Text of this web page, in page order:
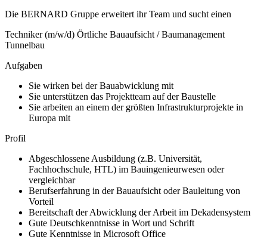
Die BERNARD Gruppe erweitert ihr Team und sucht einen
Techniker (m/w/d) Örtliche Bauaufsicht / Baumanagement
Tunnelbau
Aufgaben
Sie wirken bei der Bauabwicklung mit
Sie unterstützen das Projektteam auf der Baustelle
Sie arbeiten an einem der größten Infrastrukturprojekte in
Europa mit
Profil
Abgeschlossene Ausbildung (z.B. Universität,
Fachhochschule, HTL) im Bauingenieurwesen oder
vergleichbar
Berufserfahrung in der Bauaufsicht oder Bauleitung von
Vorteil
Bereitschaft der Abwicklung der Arbeit im Dekadensystem
Gute Deutschkenntnisse in Wort und Schrift
Gute Kenntnisse in Microsoft Office